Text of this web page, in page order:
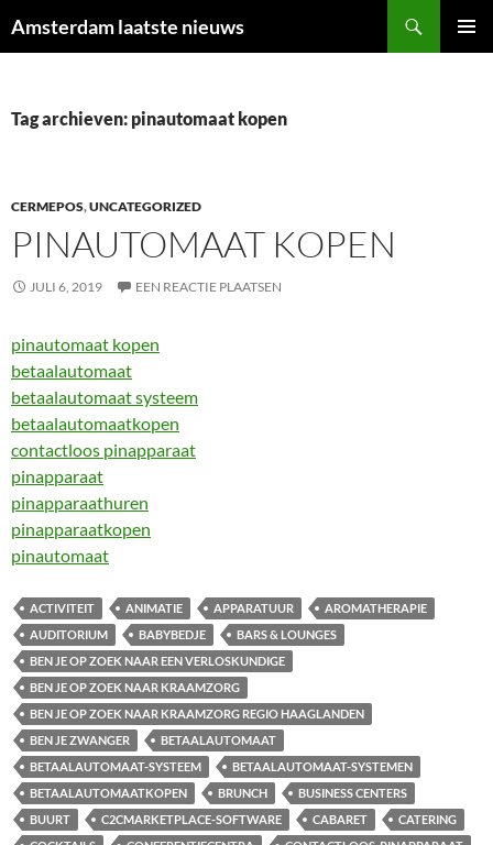
naar
Amsterdam laatste nieuws
Tag archieven: pinautomaat kopen
CERMEPOS,UNCATEGORIZED
PINAUTOMAAT KOPEN
JULI 6, 2019 EEN REACTIE PLAATSEN
pinautomaat kopen
betaalautomaat
betaalautomaat systeem
betaalautomaatkopen
contactloos pinapparaat
pinapparaat
pinapparaathuren
pinapparaatkopen
pinautomaat
ACTIVITEIT ANIMATIE APPARATUUR
AROMATHERAPIE
AUDITORIUM
BABYBEDJE
BARS & LOUNGES
BEN JE OP ZOEK NAAR EEN VERLOSKUNDIGE
BEN JE OP ZOEK NAAR KRAAMZORG
BEN JE OP ZOEK NAAR KRAAMZORG REGIO HAAGLANDEN
BEN JE ZWANGER
BETAALAUTOMAAT
BETAALAUTOMAAT-SYSTEEM
BETAALAUTOMAAT-SYSTEMEN
BETAALAUTOMAATKOPEN
BRUNCH
BUSINESS CENTERS
BUURT
C2CMARKETPLACE-SOFTWARE CABARET
CATERING